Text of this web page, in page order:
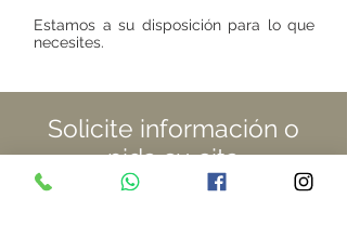
Estamos a su disposición para lo que
necesites.
Solicite información o
pida su cita